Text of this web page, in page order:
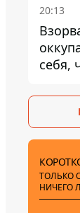
20:13
себя,
ТОЛЬКО
НИЧЕГО